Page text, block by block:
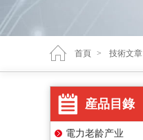
首頁 > 技術文章
産品目錄
電力老龄产业